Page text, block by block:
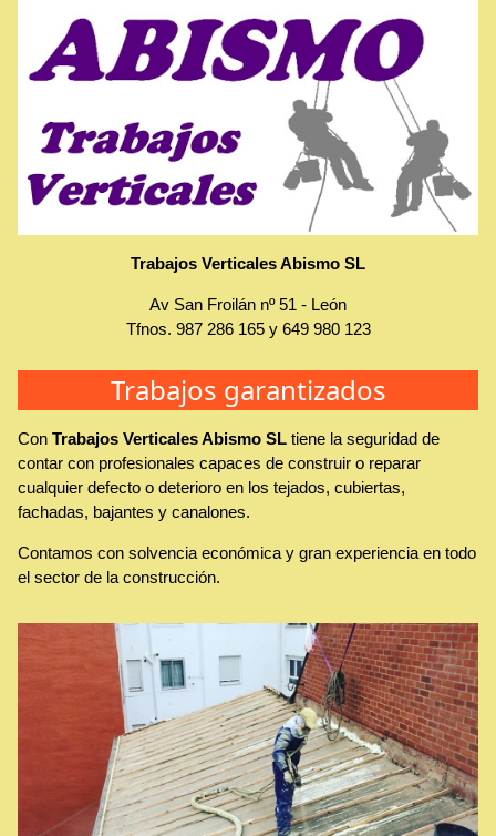
Trabajos Verticales Abismo SL
Av San Froilán nº 51 - León
Tfnos. 987 286 165y 649 980 123
Trabajos garantizados
Con Trabajos Verticales Abismo SL tiene la seguridad de
contar con profesionales capaces de construir o reparar
cualquier defecto o deterioro en los tejados, cubiertas,
fachadas, bajantes y canalones.
Contamos con solvencia económica y gran experiencia en todo
el sector de la construcción.